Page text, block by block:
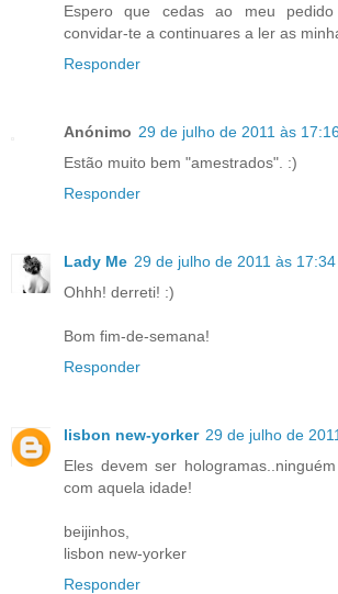
Espero que cedas ao meu
convidar-te a continuares a ler as
Responder
Anónimo 29 de julho de 2011 às 17:16
Estão muito bem "amestrados". :)
Responder
Lady Me 29 de julho de 2011 às 17:34
Ohhh! derreti! :)
Bom fim-de-semana!
Responder
lisbon new-yorker 29 de julho de
Eles devem ser
com aquela idade!
beijinhos,
lisbon new-yorker
Responder